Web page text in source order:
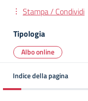
Stampa / Condividi
Tipologia
Albo online
Indice della pagina